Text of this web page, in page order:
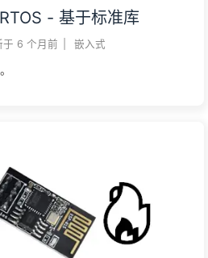
- 基于标准库
于 6 个月前 嵌入式